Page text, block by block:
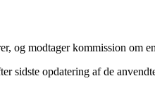
og modtager kommission om
sidste opdatering af de